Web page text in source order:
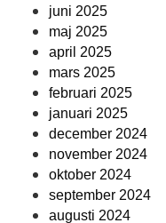
juni 2025
maj 2025
april 2025
mars 2025
februari 2025
januari 2025
december 2024
november 2024
oktober 2024
september 2024
augusti 2024